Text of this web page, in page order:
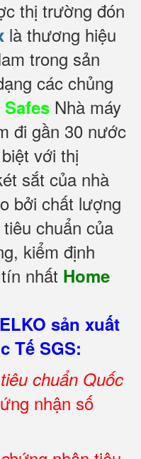
thị trường đón
là thương hiệu
trong sản
các chủng
Nhà máy
đi gần 30 nước
với thị
sắt của nhà
bởi chất lượng
chuẩn của
kiểm định
nhất Home
sản xuất
Tế SGS:
chuẩn Quốc
nhận số